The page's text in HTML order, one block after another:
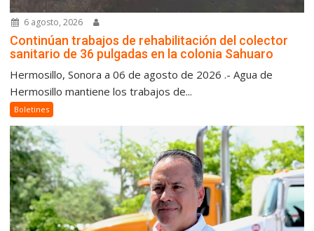
6 agosto, 2026
Continúan trabajos de rehabilitación del colector
sanitario de 36 pulgadas en la colonia Sahuaro
Hermosillo, Sonora a 06 de agosto de 2026 .- Agua de
Hermosillo mantiene los trabajos de...
Boletines